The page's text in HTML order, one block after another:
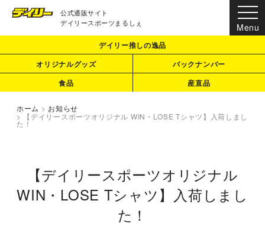
公式通販サイト
デイリースポーツまるしぇ
デイリー推しの逸品
オリジナルグッズ
バックナンバー
食品
産直品
ホーム > お知らせ
>
【デイリースポーツオリジナル WIN・LOSE Tシャツ】入荷しまし
た！
【デイリースポーツオリジナル
WIN・LOSE Tシャツ】入荷しまし
た！